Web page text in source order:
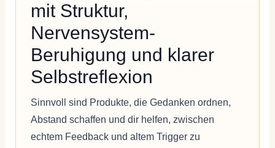
mit Struktur,
Nervensystem-
Beruhigung und klarer
Selbstreflexion
Sinnvoll sind Produkte, die Gedanken ordnen,
Abstand schaffen und dir helfen, zwischen
echtem Feedback und altem Trigger zu